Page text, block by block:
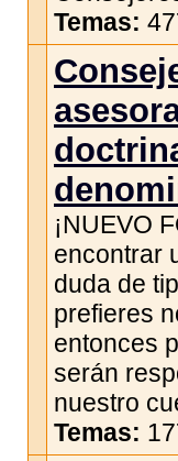
Temas:
¡NUEVO
encontrar
duda de
prefieres
entonces
serán
nuestro
Temas: